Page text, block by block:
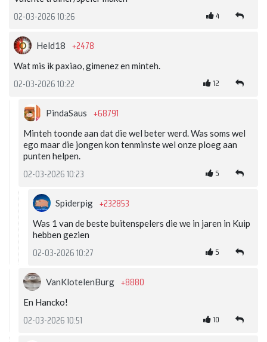
02-03-2026 10:26 4
Held18 +2478
Wat mis ik paxiao, gimenez en minteh.
02-03-2026 10:22 12
PindaSaus +68791
Minteh toonde aan dat die wel beter werd. Was soms wel
ego maar die jongen kon tenminste wel onze ploeg aan
punten helpen.
02-03-2026 10:23 5
Spiderpig +232853
Was 1 van de beste buitenspelers die we in jaren in Kuip
hebben gezien
02-03-2026 10:27 5
VanKlotelenBurg +8880
En Hancko!
02-03-2026 10:51 10